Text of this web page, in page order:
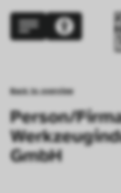
Back to overview
Person/
GmbH